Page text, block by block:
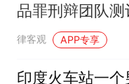
品罪刑辩团队测
酒的货值金额核
律客观 APP专享
印度火车站一